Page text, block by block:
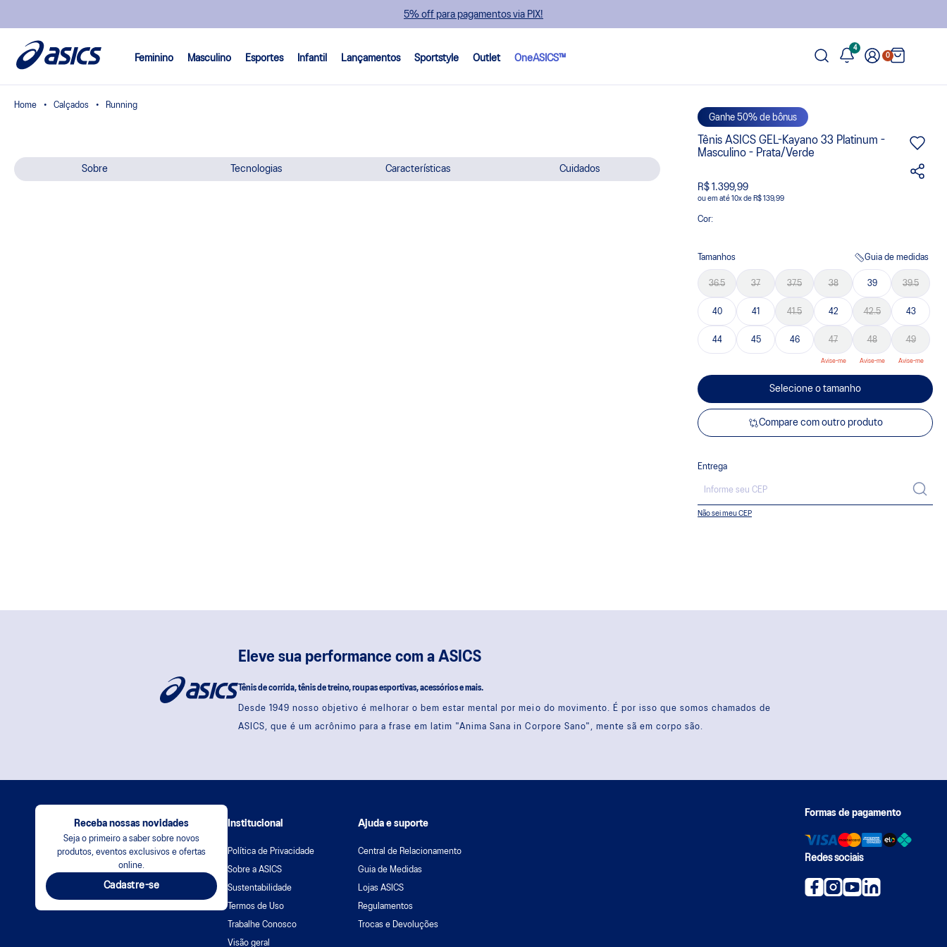
5% off para pagamentos via PIX!
Feminino Masculino Esportes Infantil Lançamentos Sportstyle Outlet OneASICS™
4
0
Calçados Running
Sobre Tecnologias Características Cuidados
Ganhe 50% de bônus
Tênis ASICS GEL-Kayano 33 Platinum -
Masculino - Prata/Verde
R$ 1.399,99
ou 10x de R$ 139,99
Cor:
Tamanhos Guia de medidas
36.5 37 37.5 38 39 39.5
40 41 41.5 42 42.5 43
44 45 46 47 48 49
Selecione o tamanho
Compare com outro produto
Entrega
Não sei meu CEP
Eleve sua performance com a ASICS
Tênis de corrida, tênis de treino, roupas esportivas, acessórios e mais.
Desde 1949 nosso objetivo é melhorar o bem estar mental por meio do movimento. É por isso que somos chamados de
ASICS, que é um acrônimo para a frase em latim "Anima Sana in Corpore Sano", mente sã em corpo são.
Receba nossas novidades
Seja o primeiro a saber sobre novos
produtos, eventos exclusivos e ofertas
online.
Cadastre-se
Institucional
Política de Privacidade
Sobre a ASICS
Sustentabilidade
Termos de Uso
Trabalhe Conosco
Visão geral
Ajuda e suporte
Central de Relacionamento
Guia de Medidas
Lojas ASICS
Regulamentos
Trocas e Devoluções
Formas de pagamento
Redes sociais